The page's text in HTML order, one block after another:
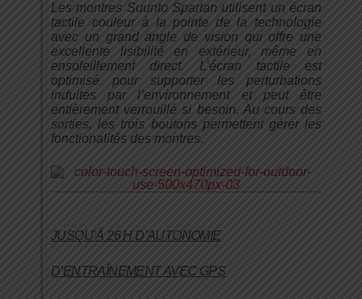
Les montres Suunto Spartan utilisent un écran
tactile couleur à la pointe de la technologie
avec un grand angle de vision qui offre une
excellente lisibilité en extérieur, même en
ensoleillement direct. L’écran tactile est
optimisé pour supporter les perturbations
induites par l’environnement et peut être
entièrement verrouillé si besoin. Au cours des
sorties, les trois boutons permettent gérer les
fonctionalités des montres.
JUSQU’À 26 H D’AUTONOMIE
D’ENTRAÎNEMENT AVEC GPS